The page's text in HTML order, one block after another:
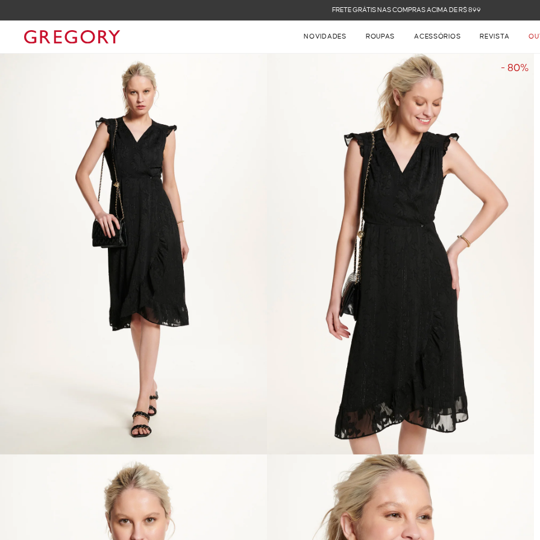
FRETE GRÁTIS NAS COMPRAS ACIMA DE R$ 899
NOVIDADES ROUPAS ACESSÓRIOS REVISTA
- 80%